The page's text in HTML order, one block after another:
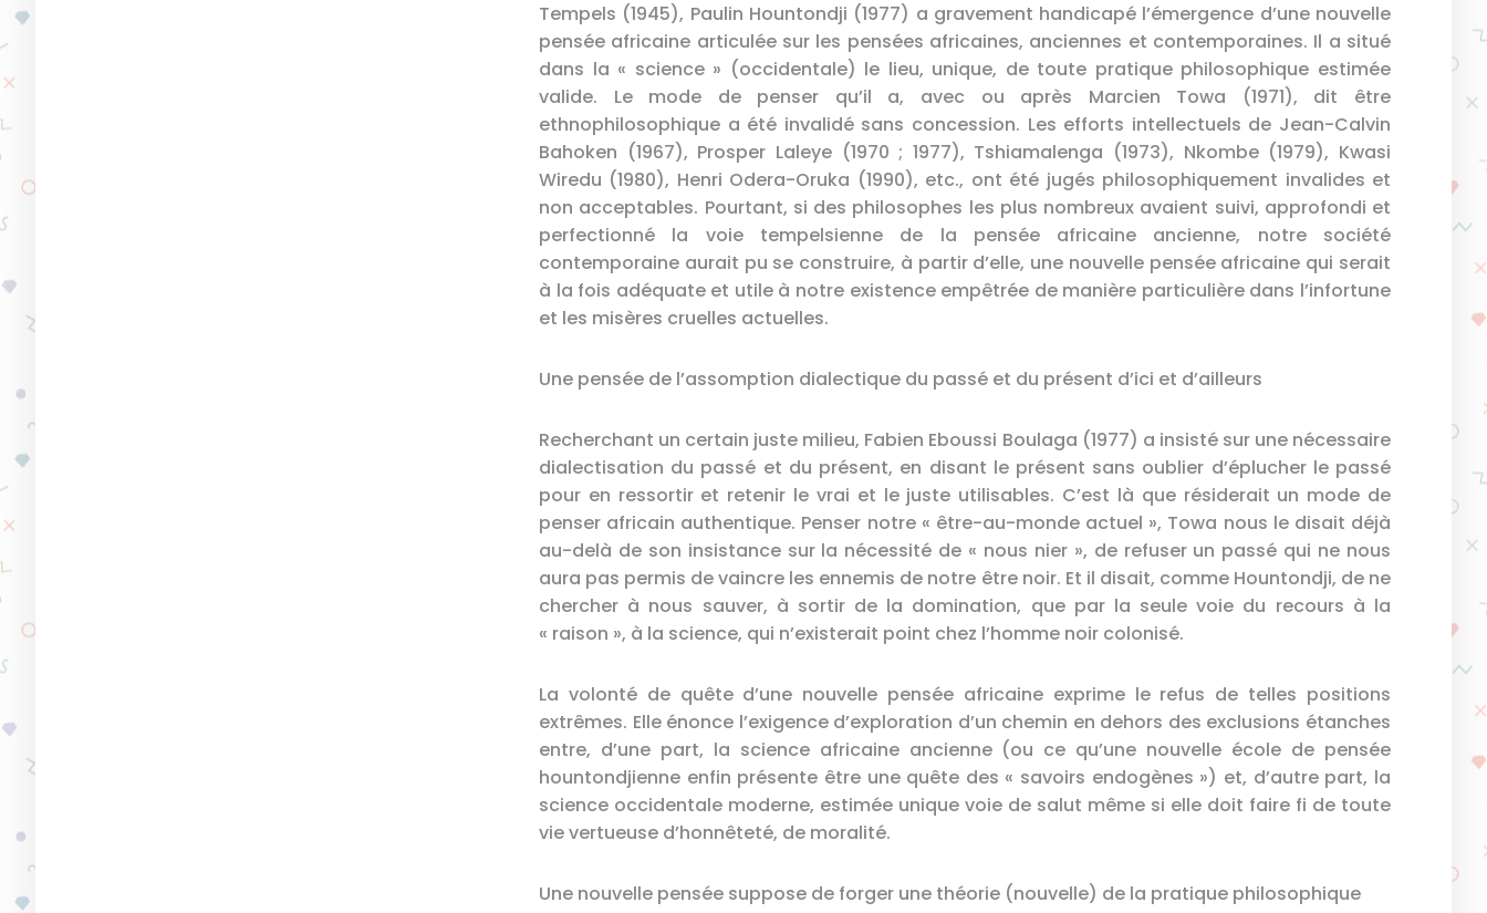
Tempels (1945), Paulin Hountondji (1977) a gravement handicapé l’émergence d’une nouvelle
pensée africaine articulée sur les pensées africaines, anciennes et contemporaines. Il a situé
dans la « science » (occidentale) le lieu, unique, de toute pratique philosophique estimée
valide. Le mode de penser qu’il a, avec ou après Marcien Towa (1971), dit être
ethnophilosophique a été invalidé sans concession. Les efforts intellectuels de Jean-Calvin
Bahoken (1967), Prosper Laleye (1970 ; 1977), Tshiamalenga (1973), Nkombe (1979), Kwasi
Wiredu (1980), Henri Odera-Oruka (1990), etc., ont été jugés philosophiquement invalides et
non acceptables. Pourtant, si des philosophes les plus nombreux avaient suivi, approfondi et
perfectionné la voie tempelsienne de la pensée africaine ancienne, notre société
contemporaine aurait pu se construire, à partir d’elle, une nouvelle pensée africaine qui serait
à la fois adéquate et utile à notre existence empêtrée de manière particulière dans l’infortune
et les misères cruelles actuelles.
Une pensée de l’assomption dialectique du passé et du présent d’ici et d’ailleurs
Recherchant un certain juste milieu, Fabien Eboussi Boulaga (1977) a insisté sur une nécessaire
dialectisation du passé et du présent, en disant le présent sans oublier d’éplucher le passé
pour en ressortir et retenir le vrai et le juste utilisables. C’est là que résiderait un mode de
penser africain authentique. Penser notre « être-au-monde actuel », Towa nous le disait déjà
au-delà de son insistance sur la nécessité de « nous nier », de refuser un passé qui ne nous
aura pas permis de vaincre les ennemis de notre être noir. Et il disait, comme Hountondji, de ne
chercher à nous sauver, à sortir de la domination, que par la seule voie du recours à la
« raison », à la science, qui n’existerait point chez l’homme noir colonisé.
La volonté de quête d’une nouvelle pensée africaine exprime le refus de telles positions
extrêmes. Elle énonce l’exigence d’exploration d’un chemin en dehors des exclusions étanches
entre, d’une part, la science africaine ancienne (ou ce qu’une nouvelle école de pensée
hountondjienne enfin présente être une quête des « savoirs endogènes ») et, d’autre part, la
science occidentale moderne, estimée unique voie de salut même si elle doit faire fi de toute
vie vertueuse d’honnêteté, de moralité.
Une nouvelle pensée suppose de forger une théorie (nouvelle) de la pratique philosophique